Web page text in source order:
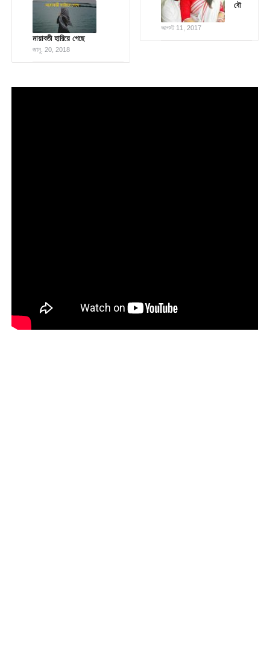
মায়াবতী হারিয়ে গেছে
জানু. 20, 2018
বৌ
আগস্ট 11, 2017